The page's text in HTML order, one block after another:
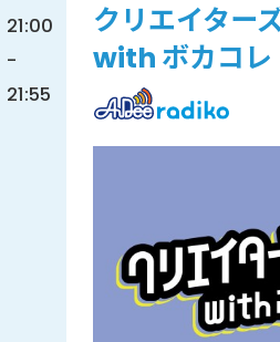
21:00
-
21:55
クリエイター
with ボカコレ